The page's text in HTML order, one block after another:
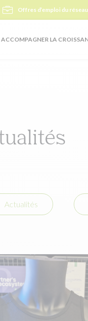
Offres d’emploi du réseau
ACCOMPAGNER LA
Actualités